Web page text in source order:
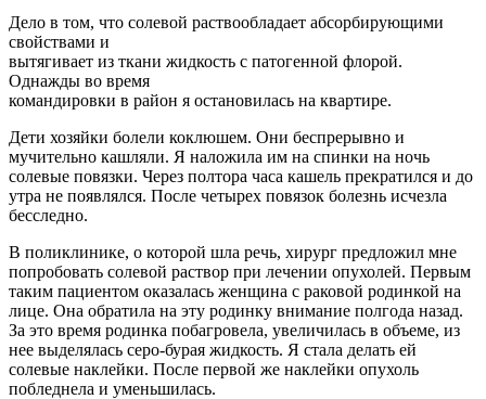
Дело в том, что солевой раствообладает абсорбирующими
свойствами и
вытягивает из ткани жидкость с патогенной флорой.
Однажды во время
командировки в район я остановилась на квартире.
Дети хозяйки болели коклюшем. Они беспрерывно и
мучительно кашляли. Я наложила им на спинки на ночь
солевые повязки. Через полтора часа кашель прекратился и до
утра не появлялся. После четырех повязок болезнь исчезла
бесследно.
В поликлинике, о которой шла речь, хирург предложил мне
попробовать солевой раствор при лечении опухолей. Первым
таким пациентом оказалась женщина с раковой родинкой на
лице. Она обратила на эту родинку внимание полгода назад.
За это время родинка побагровела, увеличилась в объеме, из
нее выделялась серо-бурая жидкость. Я стала делать ей
солевые наклейки. После первой же наклейки опухоль
побледнела и уменьшилась.